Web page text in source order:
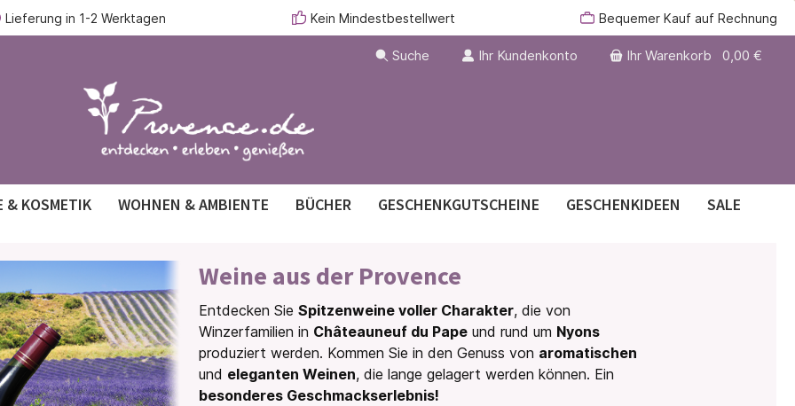
Lieferung in 1-2 Werktagen Kein Mindestbestellwert Bequemer Kauf auf Rechnung
Suche Ihr Kundenkonto Ihr Warenkorb 0,00 €
& KOSMETIK WOHNEN & AMBIENTE BÜCHER GESCHENKGUTSCHEINE GESCHENKIDEEN SALE
Olivenöl
Duftkissen
Pflege mit
Bodylotion & Hautbalsam
Toilette Für den Mann
Handcreme
& Olivenholzprodukte
Raumduftspray
Zubehör
Weine aus der Provence
Entdecken Sie Spitzenweine voller Charakter, die von
Winzerfamilien in Châteauneuf du Pape und rund um Nyons
produziert werden. Kommen Sie in den Genuss von aromatischen
und eleganten Weinen, die lange gelagert werden können. Ein
besonderes Geschmackserlebnis!